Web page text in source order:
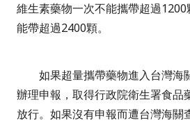
維生素藥物一次不能攜帶超過
能帶超過2400顆。
如果超量攜帶藥物進入台灣海
辦理申報，取得行政院衛生署食品
放行。 如果沒有申報而遭台灣海關